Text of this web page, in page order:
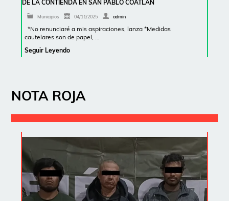
DE LA CONTIENDA EN SAN PABLO COATLÁN
Municipios 04/11/2025 admin
*No renunciaré a mis aspiraciones, lanza *Medidas
cautelares son de papel, …
Seguir Leyendo
NOTA ROJA